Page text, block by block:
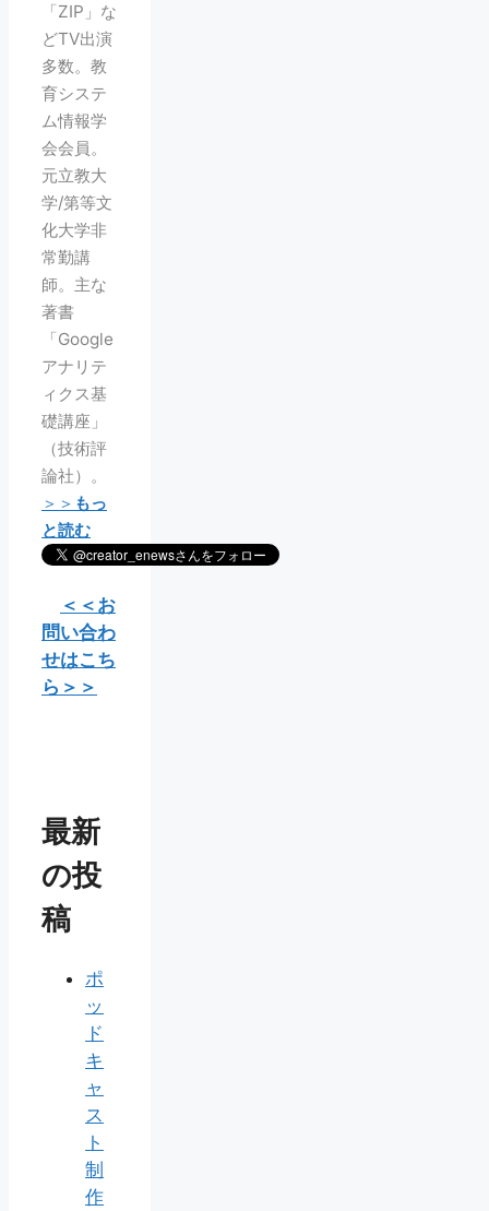
「ZIP」な
どTV出演
多数。教
育システ
ム情報学
会会員。
元立教大
学/第等文
化大学非
常勤講
師。主な
著書
「Google
アナリテ
ィクス基
礎講座」
（技術評
論社）。
＞＞ もっ
と読む
＜＜お
問い合わ
せはこち
ら＞＞
最新
の投
稿
ポ
ッ
ド
キ
ャ
ス
ト
制
作